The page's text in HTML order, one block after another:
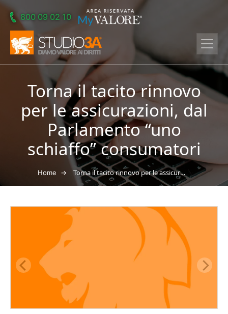
Skip to main content
800 09 02 10
Torna il tacito rinnovo
per le assicurazioni, dal
Parlamento “uno
schiaffo” consumatori
Home → Torna il tacito rinnovo per le assicurazioni, dal Parlamento “uno schiaffo” consumatori